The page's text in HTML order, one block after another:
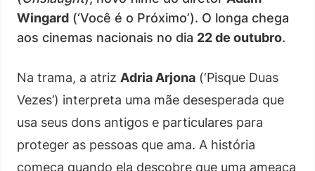
Wingard (‘Você é o Próximo’). O longa chega
aos cinemas nacionais no dia 22 de outubro.
Na trama, a atriz Adria Arjona (‘Pisque Duas
Vezes’) interpreta uma mãe desesperada que
usa seus dons antigos e particulares para
proteger as pessoas que ama. A história
começa quando ela descobre que uma ameaça